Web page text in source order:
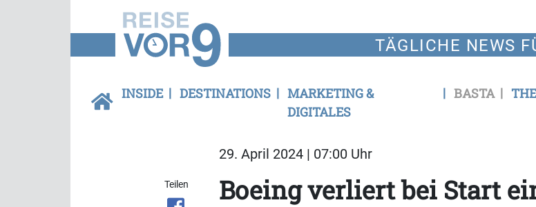
TÄGLICHE NEWS
INSIDE DESTINATIONS
MARKETING &
DIGITALES
BASTA
29. April 2024 | 07:00 Uhr
Teilen Boeing verliert bei Start